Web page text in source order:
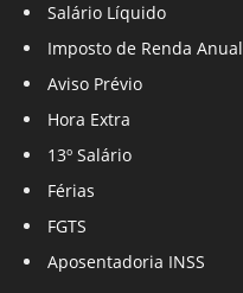
Salário Líquido
Imposto de Renda Anual
Aviso Prévio
Hora Extra
13º Salário
Férias
FGTS
Aposentadoria INSS